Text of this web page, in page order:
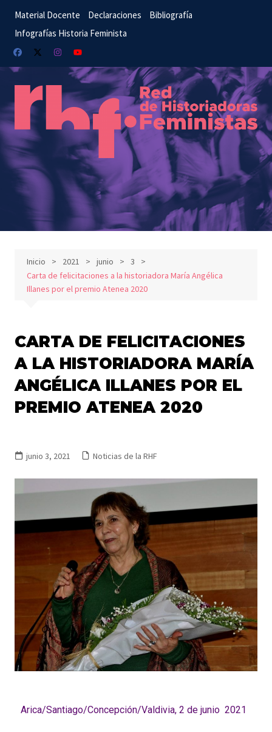
Material Docente Declaraciones
Bibliografía
Infografías Historia Feminista
Inicio 2021 junio
3
Carta de felicitaciones a la historiadora María Angélica
Illanes por el premio Atenea 2020
CARTA DE FELICITACIONES
A LA HISTORIADORA MARÍA
ANGÉLICA ILLANES POR EL
PREMIO ATENEA 2020
junio 3, 2021 Noticias de la RHF
Arica/Santiago/Concepción/Valdivia, 2 de junio 2021